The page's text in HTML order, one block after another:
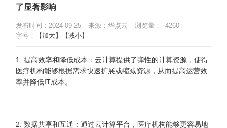
了显著影响
发布时间：2024-09-25 来源：华点云 浏览量：
4260
字号：
【加大】 【减小】
1. 提高效率和降低成本：云计算提供了弹性的计算资源，使得
医疗机构能够根据需求快速扩展或缩减资源，从而提高运营效
率并降低IT成本。
2. 数据共享和互通：通过云计算平台，医疗机构能够更容易地